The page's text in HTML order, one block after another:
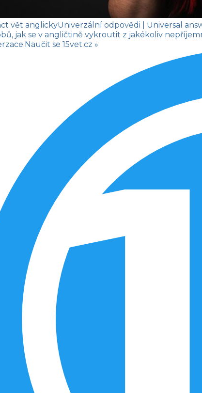
vět anglickyUniverzální odpovědi | Universal
jak se v angličtině vykroutit z jakékoliv
Naučit se 15vet.cz »